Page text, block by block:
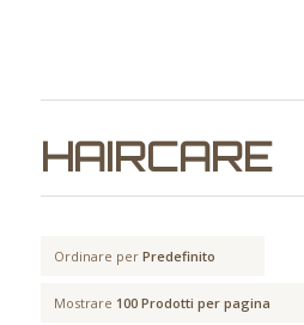
HAIRCARE
Ordinare per Predefinito
Mostrare 100 Prodotti per pagina